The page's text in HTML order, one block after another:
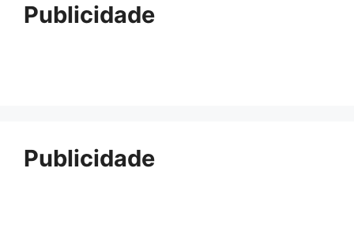
Publicidade
Publicidade